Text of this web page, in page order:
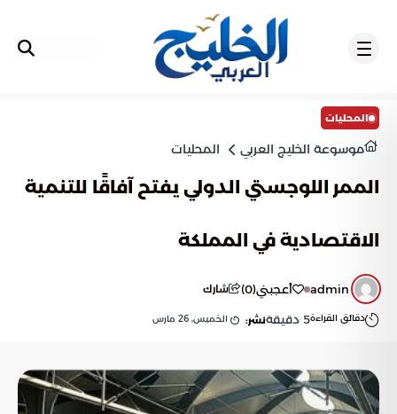
المحليات
موسوعة الخليج العربي المحليات
الممر اللوجستي الدولي يفتح آفاقًا للتنمية
الاقتصادية في المملكة
admin أعجبني(
0
) شارك
دقائق القراءة5 دقيقةنشر: الخميس, 26 مارس